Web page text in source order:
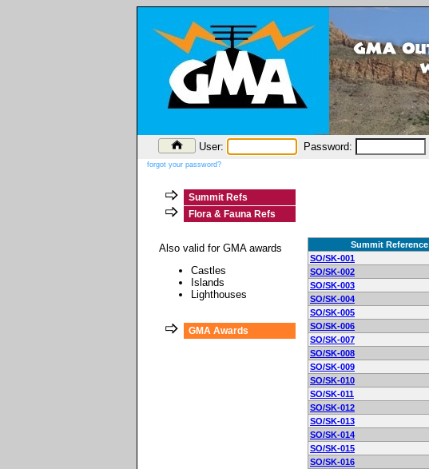
User: Password:
forgot your password?
Summit Refs
Flora & Fauna Refs
Also valid for GMA awards
Castles
Islands
Lighthouses
GMA Awards
Summit Reference
SO/SK-001
SO/SK-002
SO/SK-003
SO/SK-004
SO/SK-005
SO/SK-006
SO/SK-007
SO/SK-008
SO/SK-009
SO/SK-010
SO/SK-011
SO/SK-012
SO/SK-013
SO/SK-014
SO/SK-015
SO/SK-016